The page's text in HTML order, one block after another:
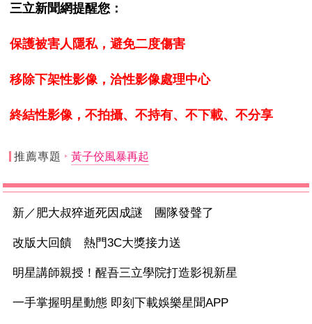
三立新聞網提醒您：
保護被害人隱私，避免二度傷害
移除下架性影像，洽性影像處理中心
終結性影像，不拍攝、不持有、不下載、不分享
推薦專題 黃子佼風暴再起
新／肥大叔猝逝死因成謎 團隊發聲了
改版大回饋 熱門3C大獎接力送
明星講師親授！醒吾三立學院打造影視新星
一手掌握明星動態 即刻下載娛樂星聞APP